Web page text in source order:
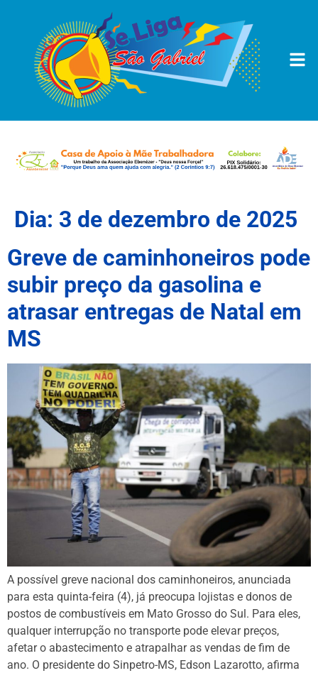
Dia: 3 de dezembro de 2025
Greve de caminhoneiros pode
subir preço da gasolina e
atrasar entregas de Natal em
MS
A possível greve nacional dos caminhoneiros, anunciada
para esta quinta-feira (4), já preocupa lojistas e donos de
postos de combustíveis em Mato Grosso do Sul. Para eles,
qualquer interrupção no transporte pode elevar preços,
afetar o abastecimento e atrapalhar as vendas de fim de
ano. O presidente do Sinpetro-MS, Edson Lazarotto, afirma